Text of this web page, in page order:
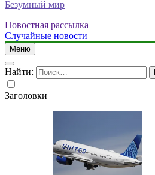
Безумный мир
Новостная рассылка
Случайные новости
Меню
Найти:
Заголовки